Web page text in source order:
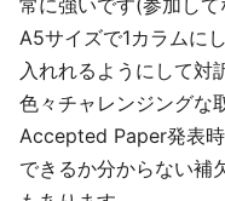
常に強いです(参加して
A5サイズで1カラムに
入れれるようにして対
色々チャレンジングな
Accepted Paper発表
できるか分からない補